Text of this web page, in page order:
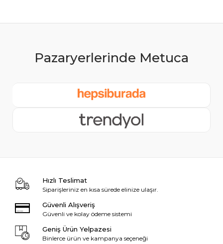
Hızlı Teslimat
Siparişleriniz en kısa sürede elinize ulaşır.
Güvenli Alışveriş
Güvenli ve kolay ödeme sistemi
Geniş Ürün Yelpazesi
Binlerce ürün ve kampanya seçeneği